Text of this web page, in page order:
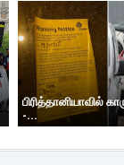
பிரித்தானியாவில்
-...